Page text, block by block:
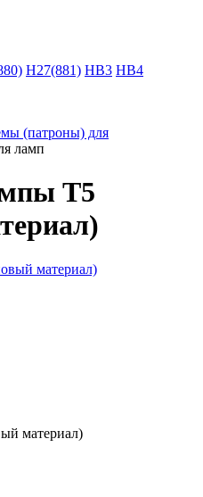
H27(881) HB3 HB4
(патроны) для
ламп
T5
материал)